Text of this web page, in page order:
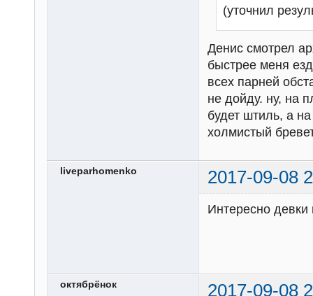
(уточнил
Денис смотрел
быстрее меня
всех парней
не дойду. ну, на
будет штиль, а
холмистый
liveparhomenko 2017-09-08
Интересно
октябрёнок 2017-09-08